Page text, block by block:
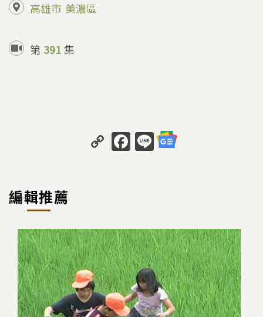
高雄市 美濃區
第 391集
C
o
n
k
F
a
o
o
k
Li
n
編輯推薦